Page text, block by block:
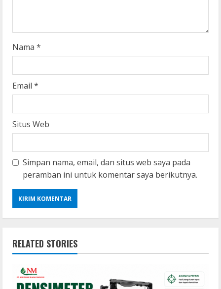
n
g
Nama *
Email *
Situs Web
Simpan nama, email, dan situs web saya pada
peramban ini untuk komentar saya berikutnya.
RELATED STORIES